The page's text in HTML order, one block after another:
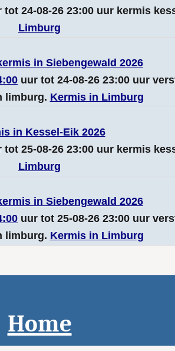
24-08-26 23:00 uur kermis
Limburg
in Siebengewald 2026
uur tot 24-08-26 23:00 uur
limburg. Kermis in Limburg
in Kessel-Eik 2026
25-08-26 23:00 uur kermis
Limburg
in Siebengewald 2026
uur tot 25-08-26 23:00 uur
limburg. Kermis in Limburg
Home